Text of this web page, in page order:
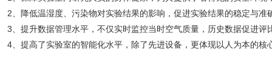
2、降低温湿度、污染物对实验结果的影响，促进实验结果的稳定与
3、提升数据管理水平，不仅实时监控当时空气质量，历史数据促进评
4、提高了实验室的智能化水平，除了先进设备，更体现以人为本的核